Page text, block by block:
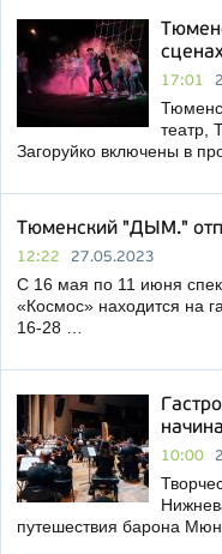
17:01
театр,
Загоруйко включены в
Тюменский "ДЫМ."
12:22 27.05.2023
С 16 мая по 11 июня
«Космос» находится на
16-28 …
10:00
путешествия барона